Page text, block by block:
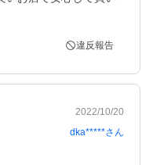
違反報告
2022/10/20
dka*****さん